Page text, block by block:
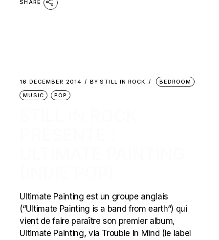
SHARE
16 DECEMBER 2014 BY STILL IN ROCK
BEDROOM
MUSIC
POP
Ultimate Painting est un groupe anglais
(“Ultimate Painting is a band from earth“) qui
vient de faire paraître son premier album,
Ultimate Painting, via Trouble in Mind (le label